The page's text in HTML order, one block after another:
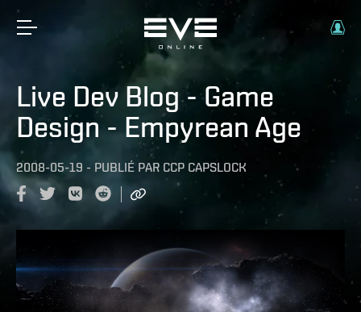
Live Dev Blog - Game
Design - Empyrean Age
2008-05-19 - PUBLIÉ PAR CCP CAPSLOCK